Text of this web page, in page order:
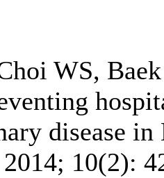
WS,
disease
10(2):